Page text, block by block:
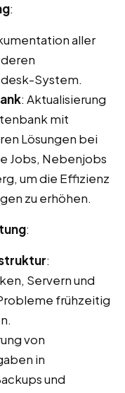
:
aller
System.
: Aktualisierung
mit
Lösungen bei
Jobs, Nebenjobs
um die Effizienz
zu erhöhen.
:
:
Servern und
frühzeitig
von
in
und